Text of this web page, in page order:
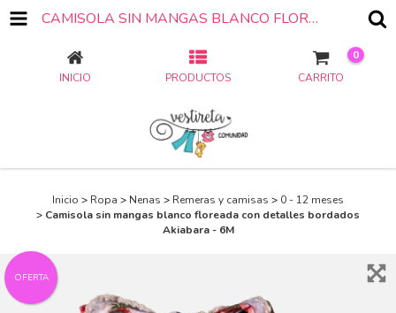
CAMISOLA SIN MANGAS BLANCO FLOREADA CON DETALLES BORDADOS AKIABARA - 6M
INICIO PRODUCTOS CARRITO
0
Inicio > Ropa > Nenas > Remeras y camisas > 0 - 12 meses
> Camisola sin mangas blanco floreada con detalles bordados
Akiabara - 6M
OFERTA